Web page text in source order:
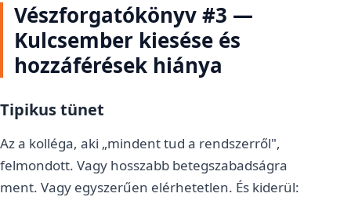
Vészforgatókönyv #3 —
Kulcsember kiesése és
hozzáférések hiánya
Tipikus tünet
Az a kolléga, aki „mindent tud a rendszerről",
felmondott. Vagy hosszabb betegszabadságra
ment. Vagy egyszerűen elérhetetlen. És kiderül: